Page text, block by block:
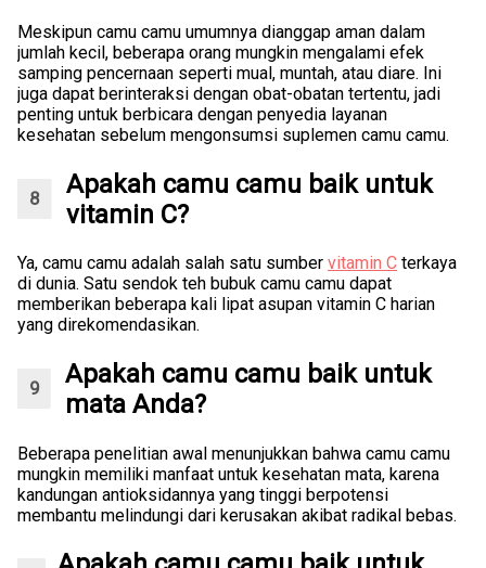
Meskipun camu camu umumnya dianggap aman dalam
jumlah kecil, beberapa orang mungkin mengalami efek
samping pencernaan seperti mual, muntah, atau diare. Ini
juga dapat berinteraksi dengan obat-obatan tertentu, jadi
penting untuk berbicara dengan penyedia layanan
kesehatan sebelum mengonsumsi suplemen camu camu.
Apakah camu camu baik untuk
vitamin C?
Ya, camu camu adalah salah satu sumber vitamin C terkaya
di dunia. Satu sendok teh bubuk camu camu dapat
memberikan beberapa kali lipat asupan vitamin C harian
yang direkomendasikan.
Apakah camu camu baik untuk
mata Anda?
Beberapa penelitian awal menunjukkan bahwa camu camu
mungkin memiliki manfaat untuk kesehatan mata, karena
kandungan antioksidannya yang tinggi berpotensi
membantu melindungi dari kerusakan akibat radikal bebas.